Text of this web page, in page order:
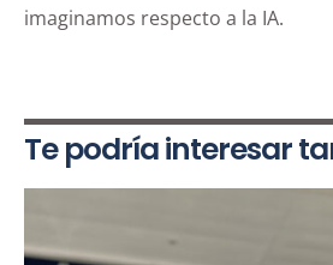
imaginamos respecto a la IA.
Te podría interesar